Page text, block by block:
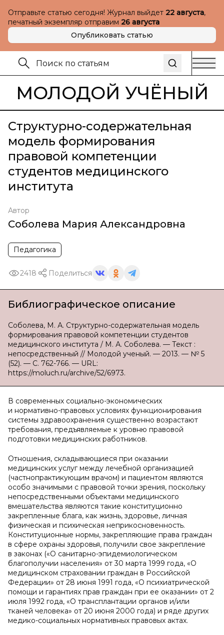
Отправьте статью сегодня! Журнал выйдет 22 августа,
печатный экземпляр отправим 26 августа
Опубликовать статью
МОЛОДОЙ УЧЁНЫЙ
Структурно-содержательная
модель формирования
правовой компетенции
студентов медицинского
института
Автор
Соболева Мария Александровна
Педагогика
2418 Поделиться
Библиографическое описание
Соболева, М. А. Структурно-содержательная модель
формирования правовой компетенции студентов
медицинского института / М. А. Соболева. — Текст :
непосредственный // Молодой ученый. — 2013. — № 5
(52). — С. 762-766. — URL:
https://moluch.ru/archive/52/6973.
В современных социально-экономических
и нормативно-правовых условиях функционирования
системы здравоохранения существенно возрастают
требования, предъявляемые к уровню правовой
подготовки медицинских работников.
Отношения, складывающиеся при оказании
медицинских услуг между лечебной организацией
(частнопрактикующим врачом) и пациентом являются
особо значимыми с правовой точки зрения, поскольку
непосредственными объектами медицинского
вмешательства являются такие конституционно
закрепленные блага, как жизнь, здоровье, личная
физическая и психическая неприкосновенность.
Конституционные нормы, закрепляющие права граждан
в сфере охраны здоровья, получили свое закрепление
в законах («О санитарно-эпидемиологическом
благополучии населения» от 30 марта 1999 года, «О
медицинском страховании граждан в Российской
Федерации» от 28 июня 1991 года, «О психиатрической
помощи и гарантиях прав граждан при ее оказании» от 2
июля 1992 года, «О трансплантации органов и/или
тканей человека» от 20 июня 2000 года) и ряде других
медико-социальных нормативных правовых актах.